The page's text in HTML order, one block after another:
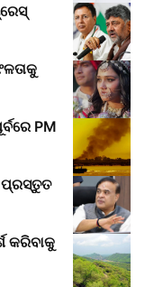
PM
ପ୍ରସ୍ତୁତ
କରିବାକୁ